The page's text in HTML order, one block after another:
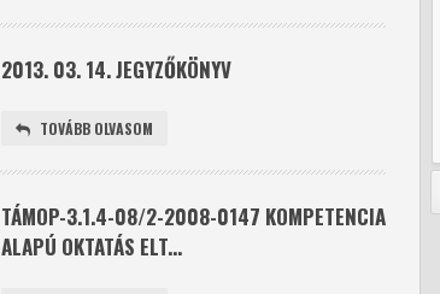
2013. 03. 14. JEGYZŐKÖNYV
TOVÁBB OLVASOM
TÁMOP-3.1.4-08/2-2008-0147 KOMPETENCIA
ALAPÚ OKTATÁS ELT...